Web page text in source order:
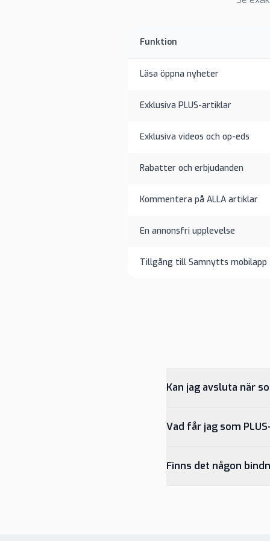
Funktion
Läsa öppna nyheter
Exklusiva PLUS-artiklar
Exklusiva videos och op-eds
Rabatter och erbjudanden
Kommentera på ALLA artiklar
En annonsfri upplevelse
Tillgång till Samnytts mobilapp
Kan jag avsluta när
Vad får jag som
Finns det någon